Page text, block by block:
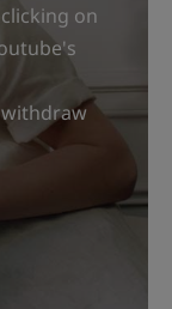
on
withdraw